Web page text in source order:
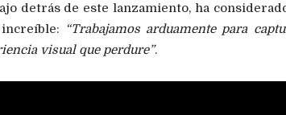
detrás de este lanzamiento, ha
“Trabajamos arduamente para
visual que perdure”.